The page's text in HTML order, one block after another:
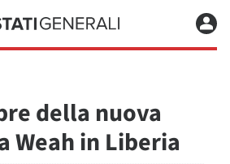
della nuova
Weah in Liberia